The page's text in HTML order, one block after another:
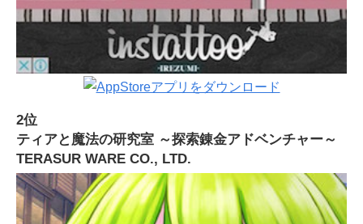
2位
ティアと魔法の研究室 ～探索錬金アドベンチャー～
TERASUR WARE CO., LTD.